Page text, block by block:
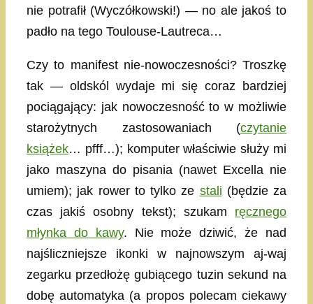
nie potrafił (Wyczółkowski!) — no ale jakoś to
padło na tego Toulouse-Lautreca…
Czy to manifest nie-nowoczesności? Troszkę
tak — oldskól wydaje mi się coraz bardziej
pociągający: jak nowoczesność to w możliwie
starożytnych zastosowaniach (czytanie
książek… pfff…); komputer właściwie służy mi
jako maszyna do pisania (nawet Excella nie
umiem); jak rower to tylko ze stali (będzie za
czas jakiś osobny tekst); szukam ręcznego
młynka do kawy. Nie może dziwić, że nad
najśliczniejsze ikonki w najnowszym aj-waj
zegarku przedłożę gubiącego tuzin sekund na
dobę automatyka (a propos polecam ciekawy